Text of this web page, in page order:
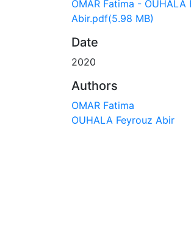
OMAR Fatima - OUHALA
Abir.pdf(5.98 MB)
Date
2020
Authors
OMAR Fatima
OUHALA Feyrouz Abir